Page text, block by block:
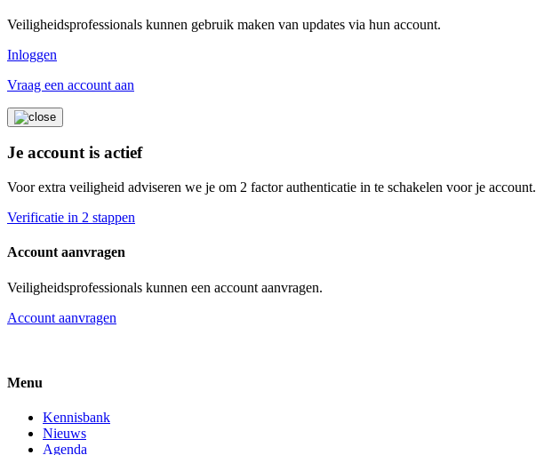
Veiligheidsprofessionals kunnen gebruik maken van updates via hun account.
Inloggen
Vraag een account aan
Je account is actief
Voor extra veiligheid adviseren we je om 2 factor authenticatie in te schakelen voor je account.
Verificatie in 2 stappen
Account aanvragen
Veiligheidsprofessionals kunnen een account aanvragen.
Account aanvragen
Menu
Kennisbank
Nieuws
Agenda